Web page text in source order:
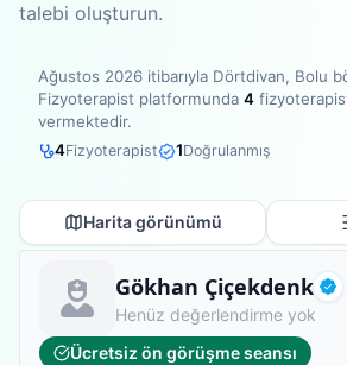
talebi oluşturun.
Ağustos 2026 itibarıyla Dörtdivan, Bolu
Fizyoterapist platformunda 4
vermektedir.
4Fizyoterapist 1Doğrulanmış
Harita görünümü
Gökhan Çiçekdenk
Fizyoterapist
Henüz değerlendirme yok
Ücretsiz ön görüşme seansı